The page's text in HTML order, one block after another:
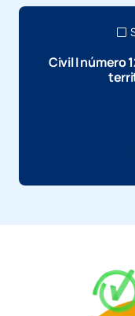
Civil I número